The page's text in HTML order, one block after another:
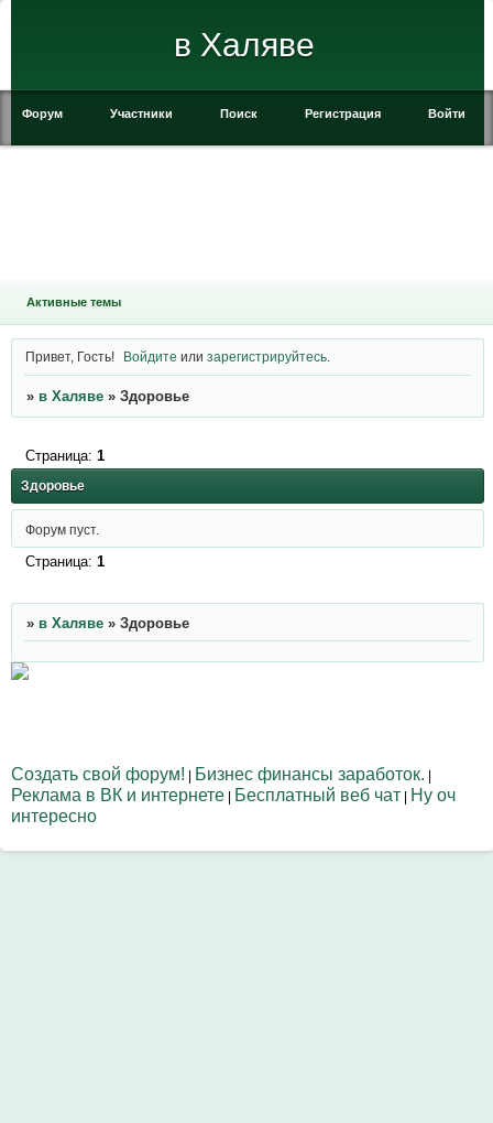
в Халяве
Форум Участники Поиск Регистрация Войти
Активные темы
Привет, Гость! Войдите илизарегистрируйтесь
» в Халяве » Здоровье
Здоровье
Страница: 1
Форум пуст.
Страница: 1
» в Халяве » Здоровье
Создать свой форум! Бизнес финансы заработок.
Реклама в ВК и интернете Бесплатный веб чат Ну оч
интересно